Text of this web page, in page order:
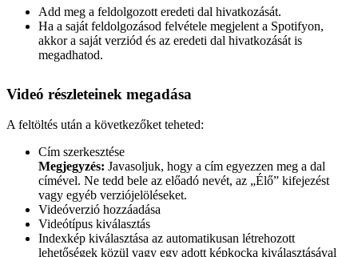
Add meg a feldolgozott eredeti dal hivatkozását.
Ha a saját feldolgozásod felvétele megjelent a Spotifyon,
akkor a saját verziód és az eredeti dal hivatkozását is
megadhatod.
Videó részleteinek megadása
A feltöltés után a következőket teheted:
Cím szerkesztése
Megjegyzés: Javasoljuk, hogy a cím egyezzen meg a dal
címével. Ne tedd bele az előadó nevét, az „Élő” kifejezést
vagy egyéb verziójelöléseket.
Videóverzió hozzáadása
Videótípus kiválasztás
Indexkép kiválasztása az automatikusan létrehozott
lehetőségek közül vagy egy adott képkocka kiválasztásával